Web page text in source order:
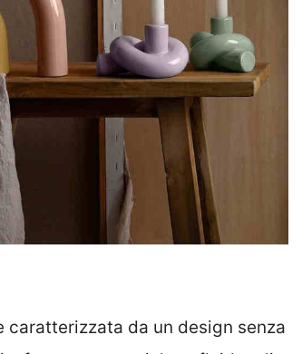
caratterizzata da un design senza